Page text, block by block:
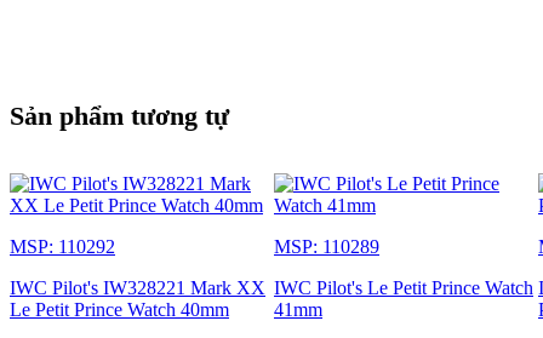
Sản phẩm tương tự
MSP: 110292
IWC Pilot's IW328221 Mark XX
Le Petit Prince Watch 40mm
MSP: 110289
IWC Pilot's Le Petit Prince Watch
41mm